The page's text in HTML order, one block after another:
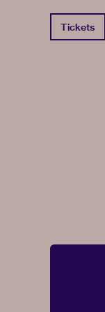
Tickets